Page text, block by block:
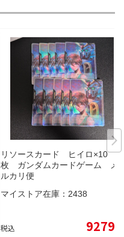
リソースカード ヒイロ×10
枚 ガンダムカードゲーム メ
ルカリ便
マイストア在庫： 2438
税込 9279